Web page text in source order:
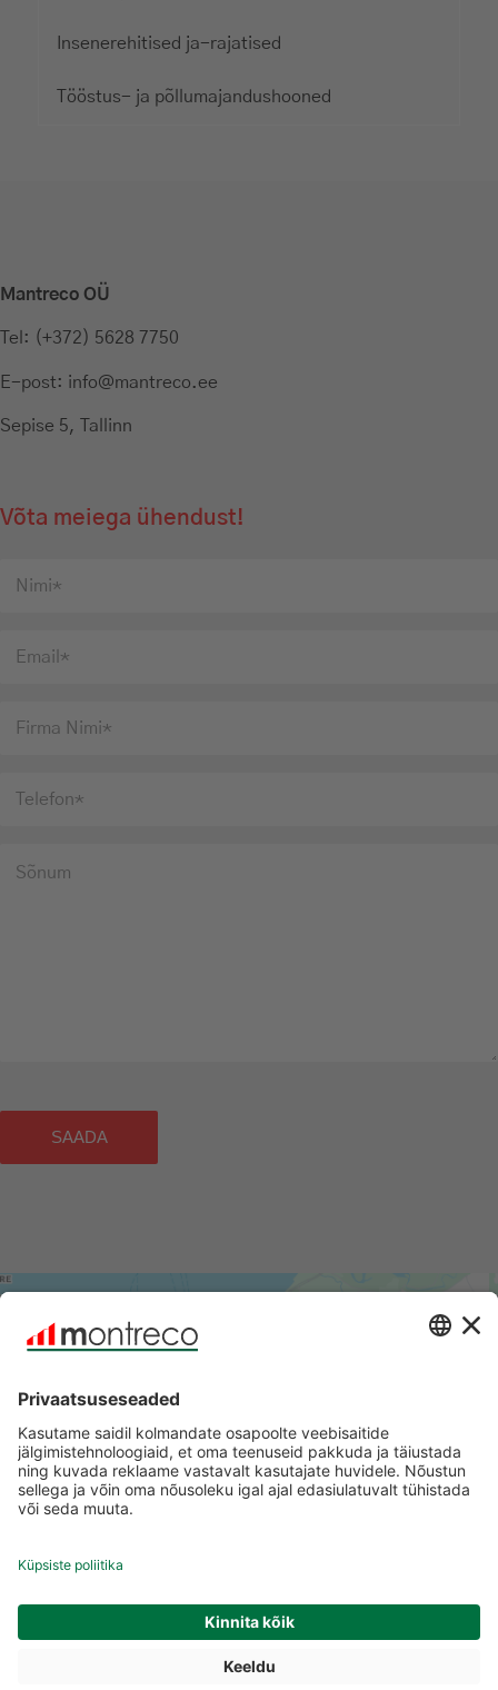
Insenerehitised ja-rajatised
Tööstus- ja põllumajandushooned
Mantreco OÜ
Tel: (+372) 5628 7750
E-post: info@mantreco.ee
Sepise 5, Tallinn
Võta meiega ühendust!
Google Maps-teenuse laadimiseks
Kaardi sisu manustamiseks kasutame kolmanda
osapoole teenust, mis võib teie tegevuse kohta
andmeid koguda. Selle kaardi nägemiseks
vaadake palun üksikasjad üle ja nõustuge
Nõustun
Usercentrics Consent Management